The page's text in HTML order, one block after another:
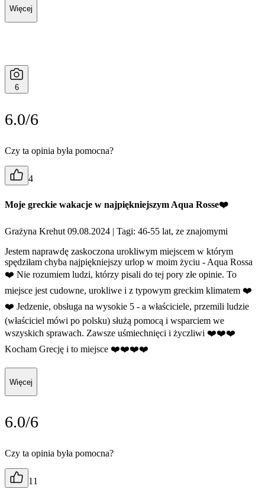
Więcej
6
6.0/6
Czy ta opinia była pomocna?
4
Moje greckie wakacje w najpiękniejszym Aqua Rosse❤️
Grażyna Krehut 09.08.2024
| Tagi: 46-55 lat, ze znajomymi
Jestem naprawdę zaskoczona urokliwym miejscem w którym
spędziłam chyba najpiękniejszy urlop w moim życiu - Aqua Rossa
❤️ Nie rozumiem ludzi, którzy pisali do tej pory złe opinie. To
miejsce jest cudowne, urokliwe i z typowym greckim klimatem ❤️
❤️ Jedzenie, obsługa na wysokie 5 - a właściciele, przemili ludzie
(właściciel mówi po polsku) służą pomocą i wsparciem we
wszyskich sprawach. Zawsze uśmiechnięci i życzliwi ❤️❤️❤️
Kocham Grecję i to miejsce ❤️❤️❤️❤️
Więcej
6.0/6
Czy ta opinia była pomocna?
11